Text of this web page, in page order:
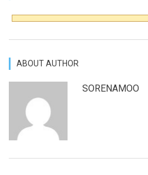
ABOUT AUTHOR
SORENAMOO